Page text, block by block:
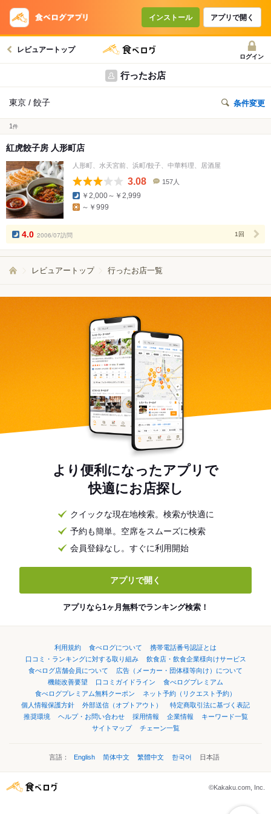
インストール アプリで開く
レビュアートップ
ログイン
行ったお店
東京 / 餃子 条件変更
1 件
紅虎餃子房 人形町店
人形町、水天宮前、浜町/餃子、中華料理、居酒屋
3.08
数
157人
￥2,000～￥2,999
～￥999
4.0 2006/07訪問 1回
レビュアートップ 行ったお店一覧
より便利になったアプリで
快適にお店探し
クイックな現在地検索。検索が快適に
予約も簡単。空席をスムーズに検索
会員登録なし。すぐに利用開始
アプリで開く
アプリなら1ヶ月無料でランキング検索！
利用規約 食べログについて
携帯電話番号認証とは
口コミ・ランキングに対する取り組み
飲食店・飲食企業様向けサービス
食べログ店舗会員について
広告（メーカー・団体様等向け）について
機能改善要望
口コミガイドライン
食べログプレミアム
食べログプレミアム無料クーポン
ネット予約（リクエスト予約）
個人情報保護方針
外部送信（オプトアウト）
特定商取引法に基づく表記
推奨環境
ヘルプ・お問い合わせ 採用情報 企業情報
キーワード一覧
サイトマップ
チェーン一覧
言語： English 简体中文 繁體中文 한국어 日本語
©Kakaku.com, Inc.